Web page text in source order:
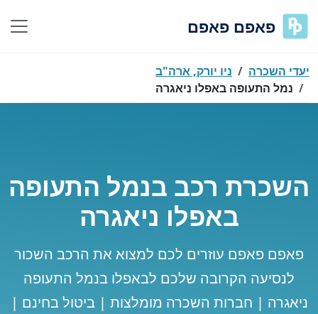
פאפם פאפם
יעדי השכרה
ניו יורק, ארה"ב
נמל התעופה באפלו ניאגרה
השכרת רכב בנמל התעופה
באפלו ניאגרה
פאפם פאפם עוזרים לכם למצוא את הרכב השכור
לנסיעה הקרובה שלכם לבאפלו בנמל התעופה
ניאגרה | חברות השכרה מומלצות | ביטול בחינם |